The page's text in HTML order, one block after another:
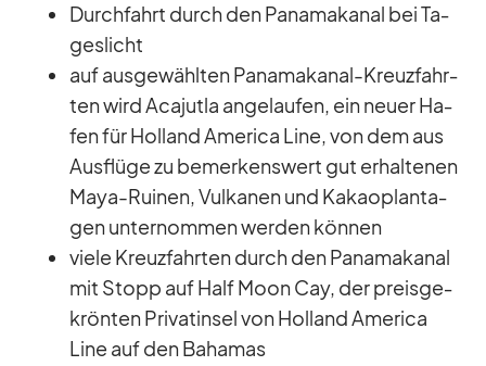
Durch­fahrt durch den Pa­na­ma­ka­nal bei Ta­
ges­licht
auf aus­ge­wähl­ten Pa­na­ma­ka­nal-Kreuz­fahr­
ten wird Aca­jutla an­ge­lau­fen, ein neuer Ha­
fen für Hol­land Ame­rica Line, von dem aus
Aus­flüge zu be­mer­kens­wert gut er­hal­te­nen
Maya-Rui­nen, Vul­ka­nen und Ka­kao­plan­ta­
gen un­ter­nom­men wer­den kön­nen
viele Kreuz­fahr­ten durch den Pa­na­ma­ka­nal
mit Stopp auf Half Moon Cay, der preis­ge­
krön­ten Pri­vat­in­sel von Hol­land Ame­rica
Line auf den Ba­ha­mas